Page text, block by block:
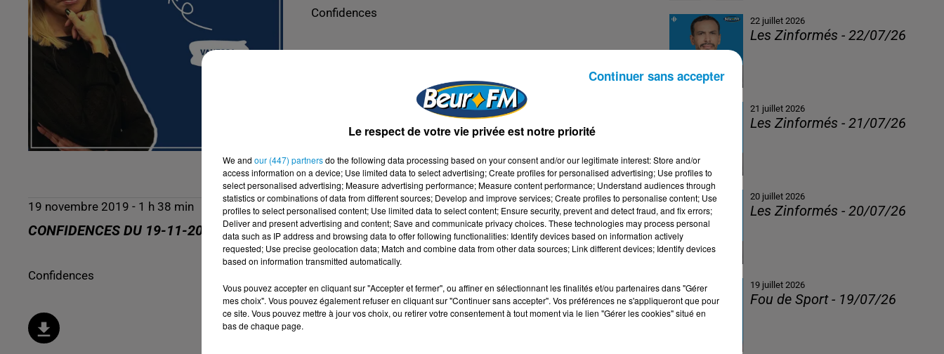
Confidences
19 novembre 2019 - 1 h 38 min
CONFIDENCES DU 19-11-2019
Confidences
22 juillet 2026
Les Zinformés - 22/07/26
21 juillet 2026
Les Zinformés - 21/07/26
20 juillet 2026
Les Zinformés - 20/07/26
19 juillet 2026
Fou de Sport - 19/07/26
Le respect de votre vie privée est notre priorité
We and our (447) partnersdo the following data processing based on your consent and/or our legitimate interest: Store and/or
access information on a device; Use limited data to select advertising; Create profiles for personalised advertising; Use profiles to
select personalised advertising; Measure advertising performance; Measure content performance; Understand audiences through
statistics or combinations of data from different sources; Develop and improve services; Create profiles to personalise content; Use
profiles to select personalised content; Use limited data to select content; Ensure security, prevent and detect fraud, and fix errors;
Deliver and present advertising and content; Save and communicate privacy choices. These technologies may process personal
data such as IP address and browsing data to offer following functionalities: Identify devices based on information actively
requested; Use precise geolocation data; Match and combine data from other data sources; Link different devices; Identify devices
based on information transmitted automatically.
Vous pouvez accepter en cliquant sur "Accepter et fermer", ou affiner en sélectionnant les finalités et/ou partenaires dans "Gérer
mes choix". Vous pouvez également refuser en cliquant sur "Continuer sans accepter". Vos préférences ne s'appliqueront que pour
ce site. Vous pouvez mettre à jour vos choix, ou retirer votre consentement à tout moment via le lien "Gérer les cookies" situé en
bas de chaque page.
Continuer sans accepter